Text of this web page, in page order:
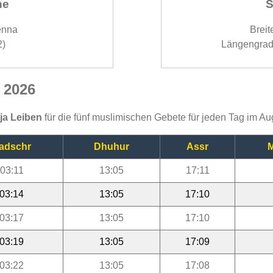
Leiben für die fünf muslimischen Gebete für jeden Tag im
Dhuhur Assr
03:11 13:05 17:11
03:14 13:05 17:10
03:17 13:05 17:10
03:19 13:05 17:09
03:22 13:05 17:08